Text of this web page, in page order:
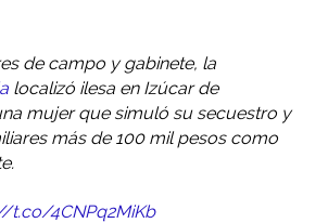
de campo y gabinete, la
localizó ilesa en Izúcar de
mujer que simuló su secuestro y
más de 100 mil pesos como
t.co/4CNPq2MiKb